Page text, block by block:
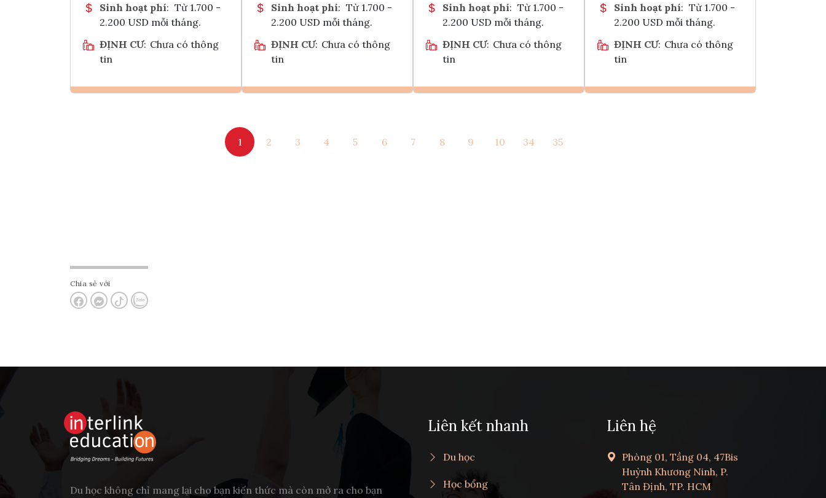
Sinh hoạt phí: Từ 1.700 -
2.200 USD mỗi tháng.
ĐỊNH CƯ: Chưa có thông
tin
Sinh hoạt phí: Từ 1.700 -
2.200 USD mỗi tháng.
ĐỊNH CƯ: Chưa có thông
tin
Tham vấn Interlink
Sinh hoạt phí: Từ 1.700 -
2.200 USD mỗi tháng.
ĐỊNH CƯ: Chưa có thông
tin
Tham vấn Interlink
Sinh hoạt phí: Từ 1.700 -
2.200 USD mỗi tháng.
ĐỊNH CƯ: Chưa có thông
tin
1 2 3 4 5 6 7 8 9 10 34 35
Chia sẻ với
Du học không chỉ mang lại cho bạn kiến thức mà còn mở ra cho bạn
Liên kết nhanh
Du học
Học bổng
Liên hệ
Phòng 01, Tầng 04, 47Bis
Huỳnh Khương Ninh, P.
Tân Định, TP. HCM